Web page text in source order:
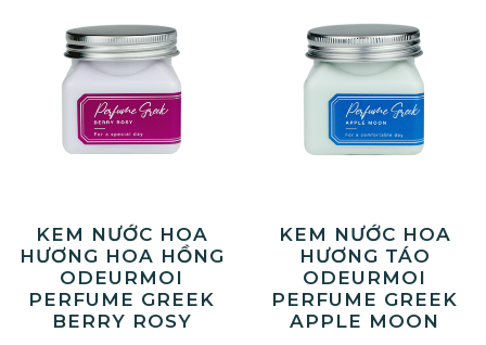
KEM NƯỚC HOA
HƯƠNG HOA HỒNG
ODEURMOI
PERFUME GREEK
BERRY ROSY
KEM NƯỚC HOA
HƯƠNG TÁO
ODEURMOI
PERFUME GREEK
APPLE MOON